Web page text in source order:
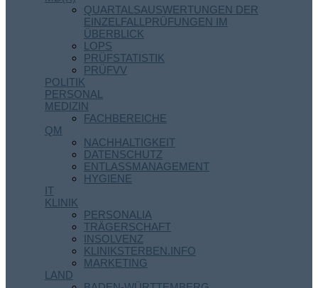
QUARTALSAUSWERTUNGEN DER
EINZELFALLPRÜFUNGEN IM
ÜBERBLICK
LOPS
PRÜFSTATISTIK
PRÜFVV
POLITIK
PERSONAL
MEDIZIN
FACHBEREICHE
QM
NACHHALTIGKEIT
DATENSCHUTZ
ENTLASSMANAGEMENT
HYGIENE
IT
KLINIK
PERSONALIA
TRÄGERSCHAFT
INSOLVENZ
KLINIKSTERBEN.INFO
MARKETING
LAND